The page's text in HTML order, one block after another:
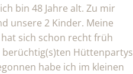
bin 48 Jahre alt. Zu mir
unsere 2 Kinder. Meine
sich schon recht früh
Hüttenpartys
habe ich im kleinen